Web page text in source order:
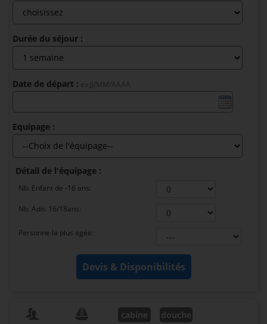
Durée du séjour :
Date de départ : ex:JJ/MM/AAAA
Equipage :
Détail de l'équipage :
Nb. Enfant de -16 ans:
Nb. Ado. 16/18ans:
Personne la plus agée:
cabine
douche